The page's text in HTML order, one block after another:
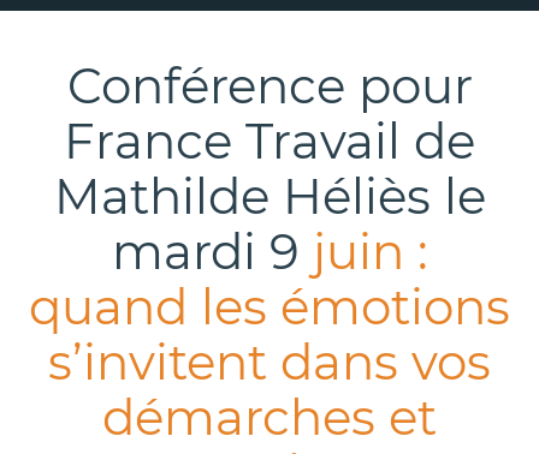
Conférence pour
France Travail de
Mathilde Héliès le
mardi 9 juin :
quand les émotions
s’invitent dans vos
démarches et